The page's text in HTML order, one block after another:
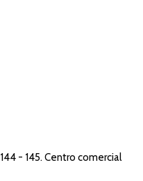
- 145. Centro comercial